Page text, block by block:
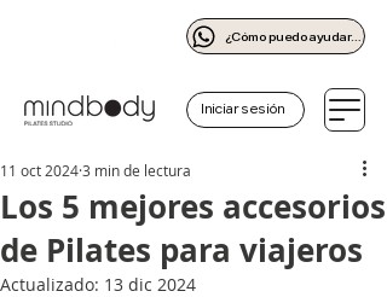
¿Cómo puedo ayudarte?
Iniciar sesión
Los 5 mejores accesorios
de Pilates para viajeros
11 oct 20243 min de lectura
Actualizado: 13 dic 2024